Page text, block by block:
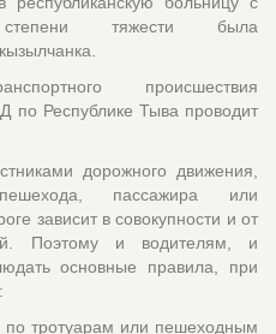
тяжести была
происшествия
по Республике Тыва проводит
дорожного движения,
пассажира или
зависит в совокупности и от
Поэтому и водителям, и
основные правила, при
тротуарам или пешеходным